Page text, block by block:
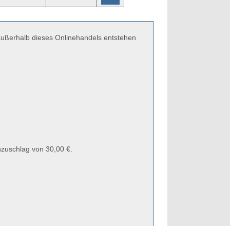
dieses Onlinehandels entstehen
von 30,00 €.